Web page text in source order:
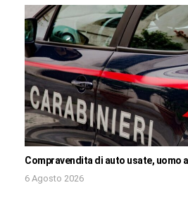
Compravendita di auto usate, uomo
6 Agosto 2026